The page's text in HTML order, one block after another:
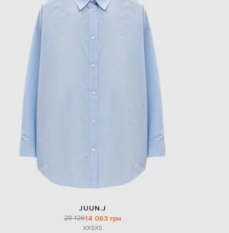
JUUN.J
28 12614 063 грн
XXSXS